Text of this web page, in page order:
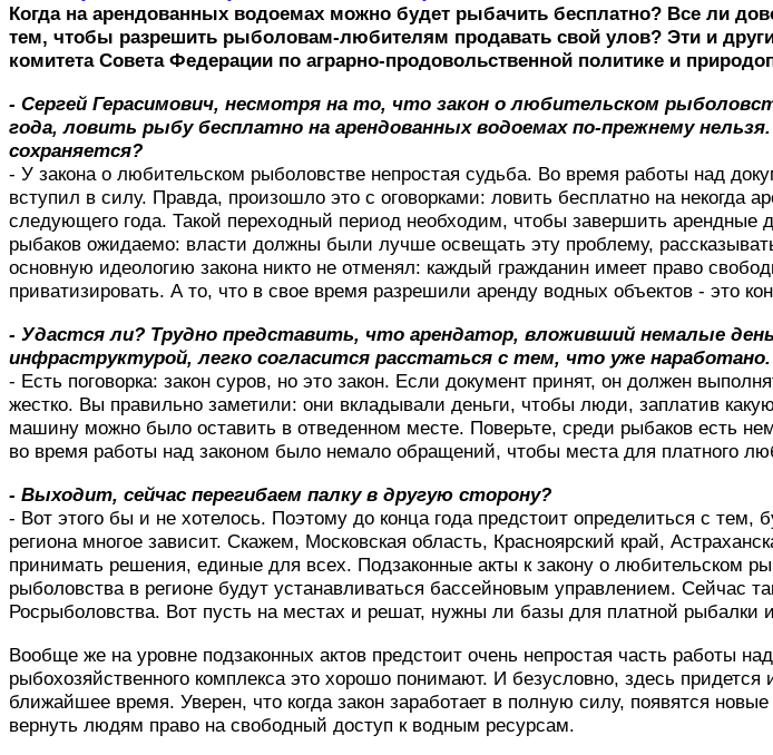
Когда на арендованных водоемах можно будет рыбачить бесплатно? Все ли
тем, чтобы разрешить рыболовам-любителям продавать свой улов? Эти и
комитета Совета Федерации по аграрно-продовольственной политике и
- Сергей Герасимович, несмотря на то, что закон о любительском
года, ловить рыбу бесплатно на арендованных водоемах по-прежнему
сохраняется?
- У закона о любительском рыболовстве непростая судьба. Во время работы над
вступил в силу. Правда, произошло это с оговорками: ловить бесплатно на некогда
следующего года. Такой переходный период необходим, чтобы завершить
рыбаков ожидаемо: власти должны были лучше освещать эту проблему,
основную идеологию закона никто не отменял: каждый гражданин имеет право
приватизировать. А то, что в свое время разрешили аренду водных объектов - это
- Удастся ли? Трудно представить, что арендатор, вложивший немалые
инфраструктурой, легко согласится расстаться с тем, что уже наработано.
- Есть поговорка: закон суров, но это закон. Если документ принят, он должен
жестко. Вы правильно заметили: они вкладывали деньги, чтобы люди, заплатив
машину можно было оставить в отведенном месте. Поверьте, среди рыбаков есть
во время работы над законом было немало обращений, чтобы места для платного
- Выходит, сейчас перегибаем палку в другую сторону?
- Вот этого бы и не хотелось. Поэтому до конца года предстоит определиться с
региона многое зависит. Скажем, Московская область, Красноярский край,
принимать решения, единые для всех. Подзаконные акты к закону о любительском
рыболовства в регионе будут устанавливаться бассейновым управлением. Сейчас
Росрыболовства. Вот пусть на местах и решат, нужны ли базы для платной рыбалки
Вообще же на уровне подзаконных актов предстоит очень непростая часть работы
рыбохозяйственного комплекса это хорошо понимают. И безусловно, здесь
ближайшее время. Уверен, что когда закон заработает в полную силу, появятся
вернуть людям право на свободный доступ к водным ресурсам.